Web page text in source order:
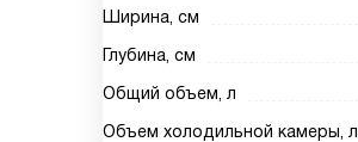
Ширина, см
Глубина, см
Общий объем, л
Объем холодильной камеры, л